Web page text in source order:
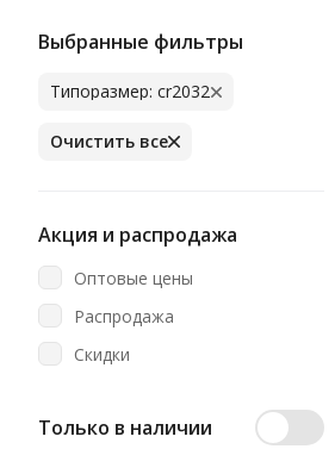
Выбранные фильтры
Типоразмер: cr2032
Очистить все
Акция и распродажа
Оптовые цены
Распродажа
Скидки
Только в наличии